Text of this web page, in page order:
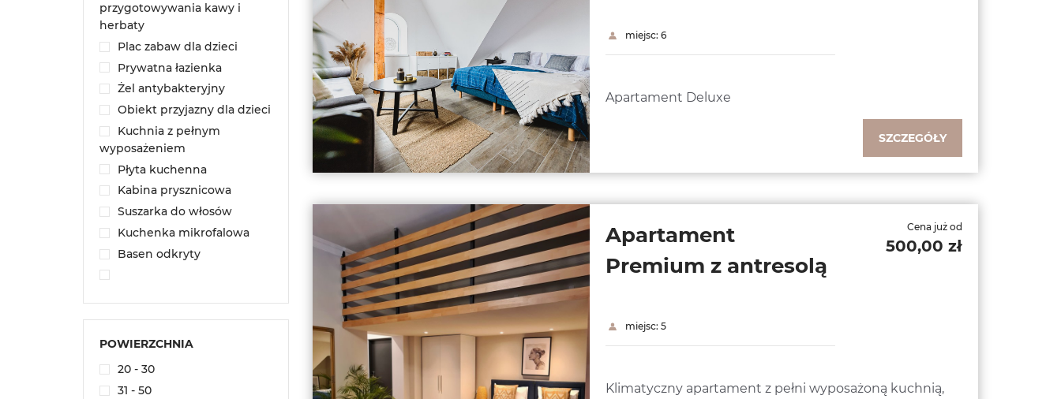
przygotowywania kawy i
herbaty
Plac zabaw dla dzieci
Prywatna łazienka
Żel antybakteryjny
Obiekt przyjazny dla dzieci
Kuchnia z pełnym
wyposażeniem
Płyta kuchenna
Kabina prysznicowa
Suszarka do włosów
Kuchenka mikrofalowa
Basen odkryty
POWIERZCHNIA
20 - 30
31 - 50
miejsc: 6
Apartament Deluxe
SZCZEGÓŁY
Apartament
Premium z antresolą
miejsc: 5
Cena już od
500,00 zł
Klimatyczny apartament z pełni wyposażoną kuchnią,